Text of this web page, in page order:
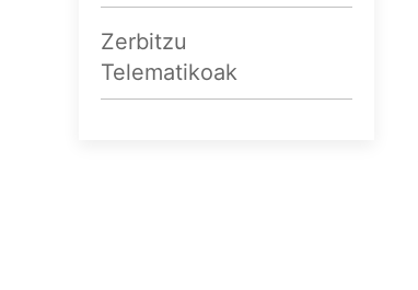
Zerbitzu
Telematikoak